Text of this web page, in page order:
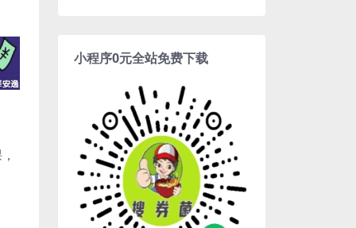
小程序0元全站免费下载